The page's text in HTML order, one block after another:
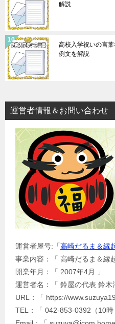
解説
高校入学祝いの言
例文を解説
運営者情報＆お問い合わせ
運営者屋号:「 高崎だるま＆縁
事業内容：「 高崎だるま＆縁
開業年月：「 2007年4月 」
運営者名：「 鈴屋の代表 鈴木
URL：「 https://
TEL：「 042-853-0392（10時